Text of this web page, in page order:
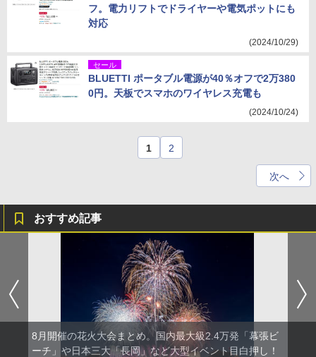
フ。電力リフトでドライヤーや電気ポットにも
対応
(2024/10/29)
セール
BLUETTI ポータブル電源が40％オフで2万380
0円。天板でスマホのワイヤレス充電も
(2024/10/24)
1 2
次へ
おすすめ記事
8月開催の花火大会まとめ。国内最大級2.4万発「幕張ビ
ーチ」や日本三大「長岡」など大型イベント目白押し！